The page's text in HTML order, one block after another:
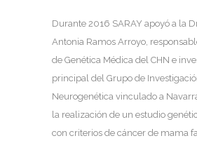
Durante 2016 SARAY apoyó a la
Antonia Ramos Arroyo,
de Genética Médica del CHN e
principal del Grupo de
Neurogenética vinculado a
la realización de un estudio
con criterios de cáncer de mama